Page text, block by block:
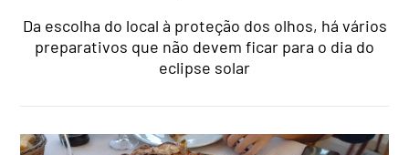
Da escolha do local à proteção dos olhos, há vários
preparativos que não devem ficar para o dia do
eclipse solar